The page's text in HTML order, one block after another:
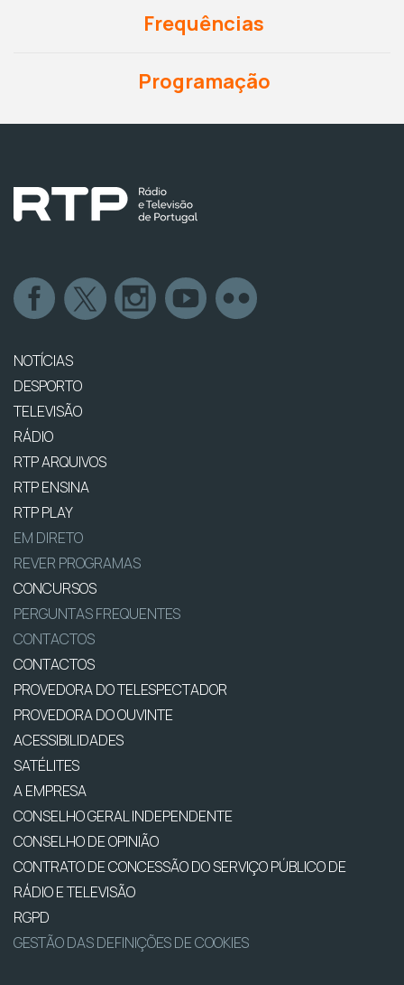
Frequências
Programação
NOTÍCIAS
DESPORTO
TELEVISÃO
RÁDIO
RTP ARQUIVOS
RTP ENSINA
RTP PLAY
EM DIRETO
REVER PROGRAMAS
CONCURSOS
PERGUNTAS FREQUENTES
CONTACTOS
CONTACTOS
PROVEDORA DO TELESPECTADOR
PROVEDORA DO OUVINTE
ACESSIBILIDADES
SATÉLITES
A EMPRESA
CONSELHO GERAL INDEPENDENTE
CONSELHO DE OPINIÃO
CONTRATO DE CONCESSÃO DO SERVIÇO PÚBLICO DE
RÁDIO E TELEVISÃO
RGPD
GESTÃO DAS DEFINIÇÕES DE COOKIES